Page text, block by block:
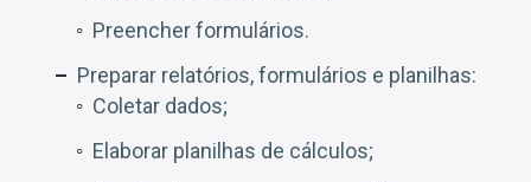
Preencher formulários.
Preparar relatórios, formulários e planilhas:
Coletar dados;
Elaborar planilhas de cálculos;